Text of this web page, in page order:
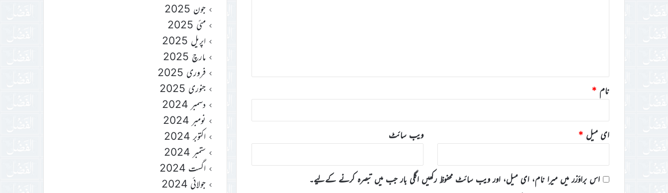
نام *
ای میل * ویب‌ سائٹ
اس براؤزر میں میرا نام، ای میل، اور ویب سائٹ محفوظ رکھیں اگلی بار جب میں تبصرہ کرنے کےلیے۔
جون 2025
مئی 2025
اپریل 2025
مارچ 2025
فروری 2025
جنوری 2025
دسمبر 2024
نومبر 2024
اکتوبر 2024
ستمبر 2024
اگست 2024
جولائی 2024